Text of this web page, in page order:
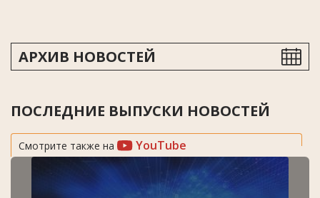
АРХИВ НОВОСТЕЙ
ПОСЛЕДНИЕ ВЫПУСКИ НОВОСТЕЙ
Смотрите также на YouTube